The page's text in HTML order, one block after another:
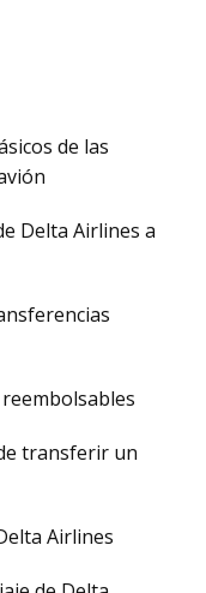
de las
Delta Airlines a
transferir un
Airlines